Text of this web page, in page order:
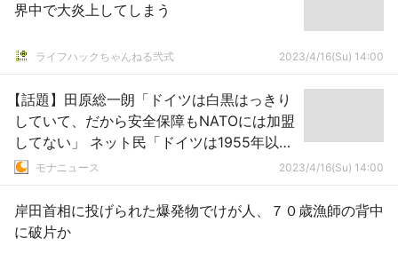
界中で大炎上してしまう
ライフハックちゃんねる弐式 2023/4/16(Su) 14:00
【話題】田原総一朗「ドイツは白黒はっきり
していて、だから安全保障もNATOには加盟
してない」 ネット民「ドイツは1955年以来
加盟していますよね？」
モナニュース 2023/4/16(Su) 14:00
岸田首相に投げられた爆発物でけが人、７０歳漁師の背中
に破片か